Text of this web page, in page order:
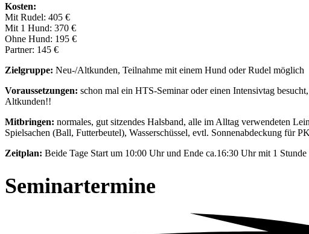
Kosten:
Mit Rudel: 405 €
Mit 1 Hund: 370 €
Ohne Hund: 195 €
Partner: 145 €
Zielgruppe: Neu-/Altkunden, Teilnahme mit einem Hund oder Rudel möglich
Voraussetzungen: schon mal ein HTS-Seminar oder einen Intensivtag
Altkunden!!
Mitbringen: normales, gut sitzendes Halsband, alle im Alltag verwendeten
Spielsachen (Ball, Futterbeutel), Wasserschüssel, evtl. Sonnenabdeckung für
Zeitplan: Beide Tage Start um 10:00 Uhr und Ende ca.16:30 Uhr mit 1 Stunde
Seminartermine